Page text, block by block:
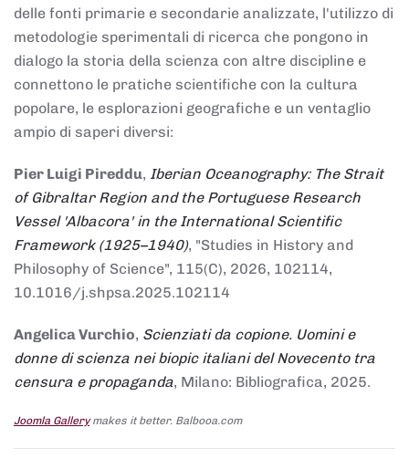
delle fonti primarie e secondarie analizzate, l'utilizzo di
metodologie sperimentali di ricerca che pongono in
dialogo la storia della scienza con altre discipline e
connettono le pratiche scientifiche con la cultura
popolare, le esplorazioni geografiche e un ventaglio
ampio di saperi diversi:
Pier Luigi Pireddu, Iberian Oceanography: The Strait
of Gibraltar Region and the Portuguese Research
Vessel 'Albacora' in the International Scientific
Framework (1925–1940), "Studies in History and
Philosophy of Science", 115(C), 2026, 102114,
10.1016/j.shpsa.2025.102114
Angelica Vurchio, Scienziati da copione. Uomini e
donne di scienza nei biopic italiani del Novecento tra
censura e propaganda, Milano: Bibliografica, 2025.
Joomla Gallerymakes it better. Balbooa.com